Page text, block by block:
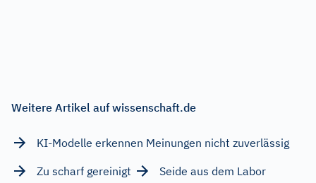
Weitere Artikel auf wissenschaft.de
KI-Modelle erkennen Meinungen nicht zuverlässig
Zu scharf gereinigt
Seide aus dem Labor